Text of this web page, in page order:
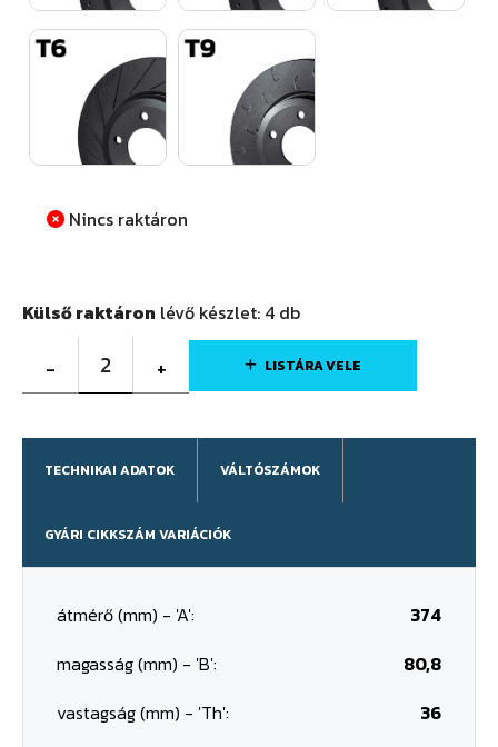
Nincs raktáron
Külső raktáron lévő készlet: 4 db
- 2 + LISTÁRA VELE
TECHNIKAI ADATOK VÁLTÓSZÁMOK
GYÁRI CIKKSZÁM VARIÁCIÓK
átmérő (mm) - 'A':
374
magasság (mm) - 'B':
80,8
vastagság (mm) - 'Th':
36